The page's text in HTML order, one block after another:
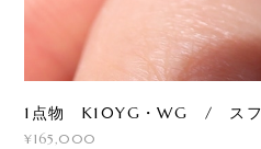
1点物 K10YG・WG / スフ
¥165,000